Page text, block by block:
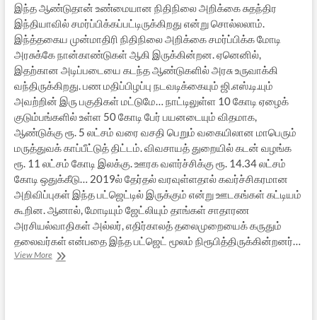
இந்த ஆண்டுதான் உண்மையான நிதிநிலை அறிக்கை சுதந்திர
இந்தியாவில் சமர்ப்பிக்கப்பட்டிருக்கிறது என்று சொல்லலாம்.
இந்த்தகைய முன்மாதிரி நிதிநிலை அறிக்கை சமர்ப்பிக்க மோடி
அரசுக்கே நான்காண்டுகள் ஆகி இருக்கின்றன. ஏனெனில்,
இதற்கான அடிப்படையை கடந்த ஆண்டுகளில் அரசு உருவாக்கி
வந்திருக்கிறது. பண மதிப்பிழப்பு நடவடிக்கையும் ஜி.எஸ்.டி.யும்
அவற்றின் இரு பகுதிகள் மட்டுமே… நாட்டிலுள்ள 10 கோடி ஏழைக்
குடும்பங்களில் உள்ள 50 கோடி பேர் பயனடையும் விதமாக,
ஆண்டுக்கு ரூ. 5 லட்சம் வரை வசதி பெறும் வகையிலான மாபெரும்
மருத்துவக் காப்பீட்டுத் திட்டம். விவசாயத் துறையில் கடன் வழங்க
ரூ. 11 லட்சம் கோடி இலக்கு. ஊரக வளர்ச்சிக்கு ரூ. 14.34 லட்சம்
கோடி ஒதுக்கீடு… 2019ல் தேர்தல் வரவுள்ளதால் கவர்ச்சிகரமான
அறிவிப்புகள் இந்த பட்ஜெட்டில் இருக்கும் என்று ஊடகங்கள் கட்டியம்
கூறின. ஆனால், மோடியும் ஜேட்லியும் தாங்கள் சாதாரண
அரசியல்வாதிகள் அல்லர், எதிர்காலத் தலைமுறையைக் கருதும்
தலைவர்கள் என்பதை இந்த பட்ஜெட் மூலம் நிரூபித்திருக்கின்றனர்…
View Moreஇது